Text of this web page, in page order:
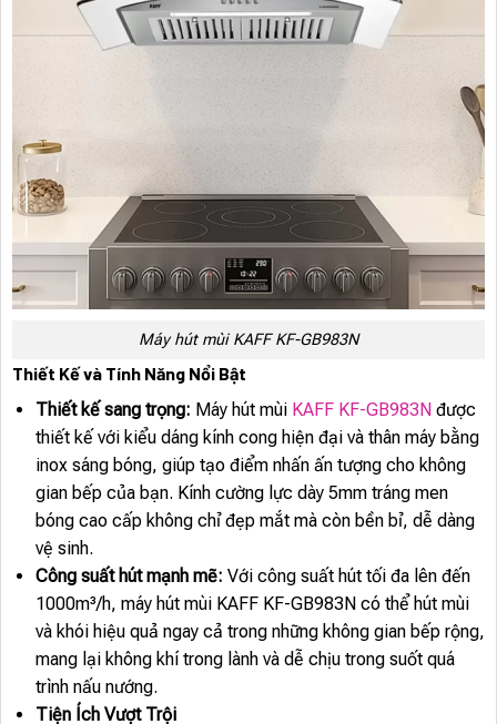
Máy hút mùi KAFF KF-GB983N
Thiết Kế và Tính Năng Nổi Bật
Thiết kế sang trọng: Máy hút mùiKAFF KF-GB983Nđược
thiết kế với kiểu dáng kính cong hiện đại và thân máy bằng
inox sáng bóng, giúp tạo điểm nhấn ấn tượng cho không
gian bếp của bạn. Kính cường lực dày 5mm tráng men
bóng cao cấp không chỉ đẹp mắt mà còn bền bỉ, dễ dàng
vệ sinh.
Công suất hút mạnh mẽ: Với công suất hút tối đa lên đến
1000m³/h, máy hút mùi KAFF KF-GB983N có thể hút mùi
và khói hiệu quả ngay cả trong những không gian bếp rộng,
mang lại không khí trong lành và dễ chịu trong suốt quá
trình nấu nướng.
Tiện Ích Vượt Trội